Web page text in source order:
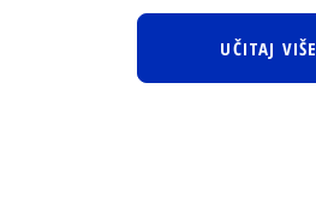
UČITAJ VIŠE